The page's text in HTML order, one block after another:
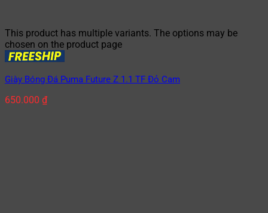
This product has multiple variants. The options may be
chosen on the product page
Giày Bóng Đá Puma Future Z 1.1 TF Đỏ Cam
650.000 ₫